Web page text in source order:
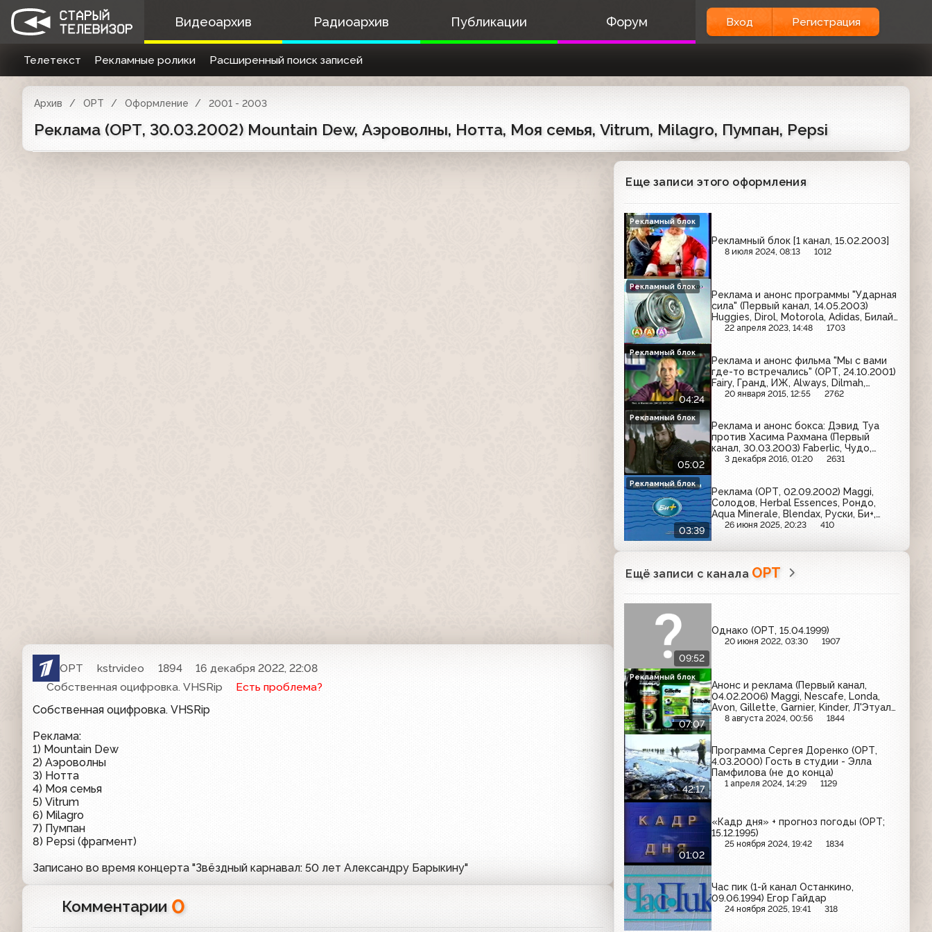
Видеоархив Радиоархив Публикации Форум Вход Регистрация
Телетекст Рекламные ролики Расширенный поиск записей
Архив ОРТ Оформление 2001 - 2003
Реклама (ОРТ, 30.03.2002) Mountain Dew, Аэроволны, Нотта, Моя семья, Vitrum, Milagro, Пумпан, Pepsi
ОРТ kstrvideo 1894
16 декабря 2022, 22:08
Собственная оцифровка. VHSRip
Есть проблема?
Собственная оцифровка. VHSRip
Реклама:
1) Mountain Dew
2) Аэроволны
3) Нотта
4) Моя семья
5) Vitrum
6) Milagro
7) Пумпан
8) Pepsi (фрагмент)
Записано во время концерта "Звёздный карнавал: 50 лет Александру Барыкину"
Комментарии 0
Еще записи этого оформления
Рекламный блок [1 канал, 15.02.2003]
8 июля 2024, 08:13 1012
Рекламный блок
Реклама и анонс программы "Ударная
сила" (Первый канал, 14.05.2003)
Huggies, Dirol, Motorola, Adidas, Билайн
GSM, LG, L'Oreal
22 апреля 2023, 14:48 1703
Рекламный блок
04:24
Реклама и анонс фильма "Мы с вами
где-то встречались" (ОРТ, 24.10.2001)
Fairy, Гранд, ИЖ, Always, Dilmah,
Indesit, Tide, Kinder Delice,
20 января 2015, 12:55 2762
Рекламный блок
05:02
Реклама и анонс бокса: Дэвид Туа
против Хасима Рахмана (Первый
канал, 30.03.2003) Faberlic, Чудо,
Добрый, Snickers, Три богатыря,
3 декабря 2016, 01:20 2631
Рекламный блок
03:39
Реклама (ОРТ, 02.09.2002) Maggi,
Солодов, Herbal Essences, Рондо,
Aqua Minerale, Blendax, Руски, Би+,
Head&Shoulders, Ambassador, Efes
26 июня 2025, 20:23 410
Рекламный блок
Ещё записи с канала ОРТ
09:52
Однако (ОРТ, 15.04.1999)
20 июня 2022, 03:30 1907
07:07
Анонс и реклама (Первый канал,
04.02.2006) Maggi, Nescafe, Londa,
Avon, Gillette, Garnier, Kinder, Л'Этуаль,
MaxFactor, Red Bull, Samsung, Prestige,
Даниссимо
8 августа 2024, 00:56 1844
Рекламный блок
42:17
Программа Сергея Доренко (ОРТ,
4.03.2000) Гость в студии - Элла
Памфилова (не до конца)
1 апреля 2024, 14:29 1129
01:02
«Кадр дня» + прогноз погоды (ОРТ;
15.12.1995)
25 ноября 2024, 19:42 1834
Час пик (1-й канал Останкино,
09.06.1994) Егор Гайдар
24 ноября 2025, 19:41 318